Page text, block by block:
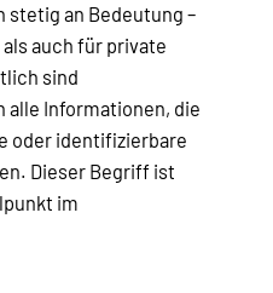
stetig an Bedeutung –
auch für private
sind
alle Informationen, die
oder identifizierbare
Dieser Begriff ist
im